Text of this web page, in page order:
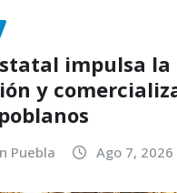
impulsa la
y
Puebla Ago 7, 2026